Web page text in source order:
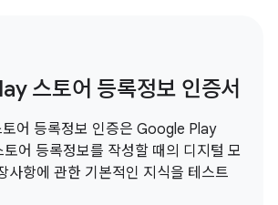
스토어 등록정보 인증서
어 등록정보 인증은 Google Play
어 등록정보를 작성할 때의 디지털 모
사항에 관한 기본적인 지식을 테스트